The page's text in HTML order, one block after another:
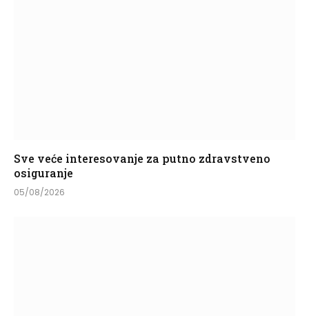
Sve veće interesovanje za putno zdravstveno
osiguranje
05/08/2026